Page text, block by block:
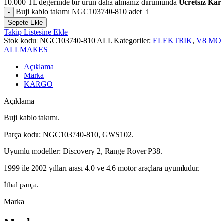
10.000 TL değerinde bir ürün daha almanız durumunda Ücretsiz
Buji kablo takımı NGC103740-810 adet
Sepete Ekle
Takip Listesine Ekle
Stok kodu: NGC103740-810 ALL Kategoriler: ELEKTRİK, V8
ALLMAKES
Açıklama
Marka
KARGO
Açıklama
Buji kablo takımı.
Parça kodu: NGC103740-810, GWS102.
Uyumlu modeller: Discovery 2, Range Rover P38.
1999 ile 2002 yılları arası 4.0 ve 4.6 motor araçlara uyumludur.
İthal parça.
Marka